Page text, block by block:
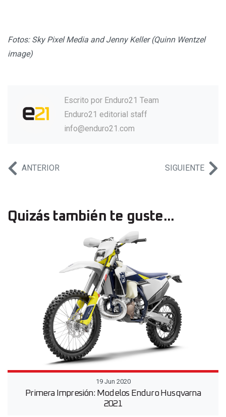
Fotos: Sky Pixel Media and Jenny Keller (Quinn Wentzel
image)
Escrito por Enduro21 Team
Enduro21 editorial staff
info@enduro21.com
ANTERIOR SIGUIENTE
Quizás también te guste...
19 Jun 2020
Primera Impresión: Modelos Enduro Husqvarna
2021